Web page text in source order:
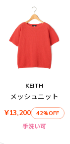
KEITH
メッシュニット
¥13,200
42%OFF
手洗い可